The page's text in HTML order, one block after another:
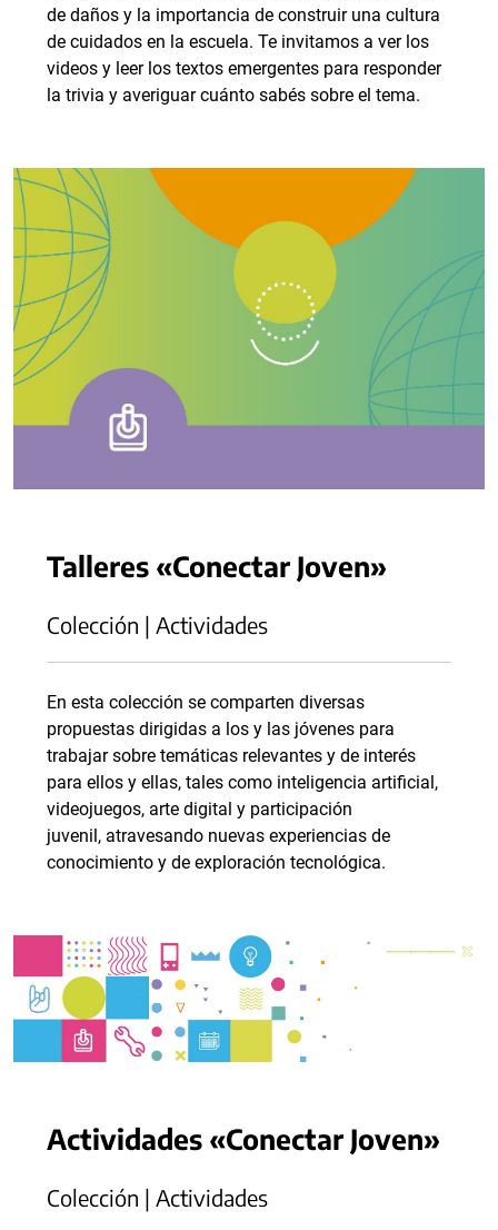
de daños y la importancia de construir una cultura
de cuidados en la escuela. Te invitamos a ver los
videos y leer los textos emergentes para responder
la trivia y averiguar cuánto sabés sobre el tema.
Talleres «Conectar Joven»
Colección | Actividades
En esta colección se comparten diversas
propuestas dirigidas a los y las jóvenes para
trabajar sobre temáticas relevantes y de interés
para ellos y ellas, tales como inteligencia artificial,
videojuegos, arte digital y participación
juvenil, atravesando nuevas experiencias de
conocimiento y de exploración tecnológica.
Actividades «Conectar Joven»
Colección | Actividades